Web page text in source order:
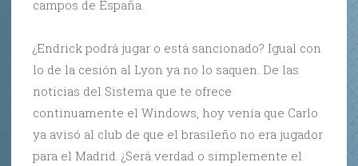
campos de España.
¿Endrick podrá jugar o está sancionado? Igual con
lo de la cesión al Lyon ya no lo saquen. De las
noticias del Sistema que te ofrece
continuamente el Windows, hoy venía que Carlo
ya avisó al club de que el brasileño no era jugador
para el Madrid. ¿Será verdad o simplemente el